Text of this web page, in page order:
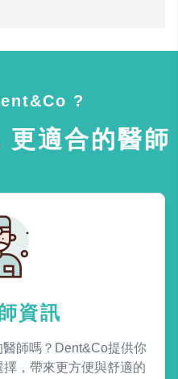
?
更適合的醫師
資訊
師嗎？Dent&Co提供你
，帶來更方便與舒適的